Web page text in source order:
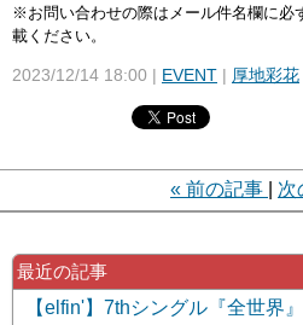
※お問い合わせの際はメール件名欄に必
載ください。
2023/12/14 18:00 EVENT 厚地彩花
« 前の記事 次
最近の記事
【elfin'】7thシングル『全世界